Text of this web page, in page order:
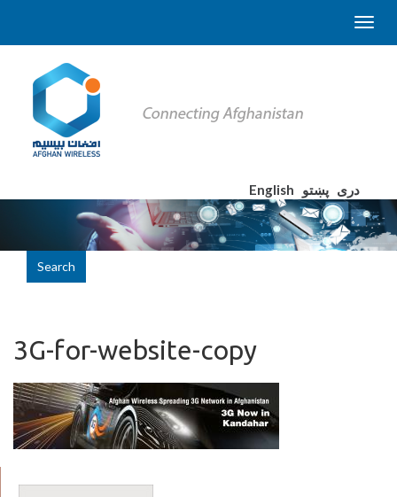
English دری پښتو
Search
3G-for-website-copy